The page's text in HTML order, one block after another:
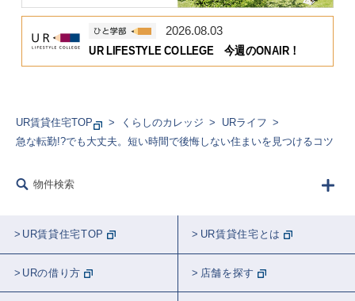
2026.08.03
UR LIFESTYLE COLLEGE 今週のONAIR！
UR賃貸住宅TOP くらしのカレッジ
URライフ
急な転勤!?でも大丈夫。短い時間で後悔しない住まいを見つけるコツ
物件検索
UR賃貸住宅TOP UR賃貸住宅とは
URの借り方 店舗を探す